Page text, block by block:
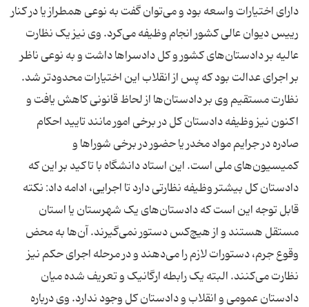
دارای اختیارات واسعه بود و می‌توان گفت به نوعی همطراز یا در کنار
رییس دیوان عالی کشور انجام وظیفه می‌کرد. وی نیز یک نظارت
عالیه بر دادستان‌های کشور و کل دادسراها داشت و به نوعی ناظر
بر اجرای عدالت بود که پس از انقلاب این اختیارات محدودتر شد.
نظارت مستقیم وی بر دادستان‌ها از لحاظ قانونی کاهش یافت و
اکنون نیز وظیفه دادستان کل در برخی امور مانند تایید احکام
صادره در جرایم مواد مخدر یا حضور در برخی شوراها و
کمیسیون‌های ملی است. این استاد دانشگاه با تاکید بر این که
دادستان کل بیشتر وظیفه‌ نظارتی دارد تا اجرایی، ادامه داد: نکته
قابل توجه این است که دادستان‌های یک شهرستان یا استان
مستقل هستند و از هیچ‌کس دستور نمی‌گیرند. آن‌ها به محض
وقوع جرم، دستورات لازم را می‌دهند و در مرحله‌ اجرای حکم نیز
نظارت می‌کنند. البته یک رابطه‌ ارگانیک و تعریف شده میان
دادستان عمومی و انقلاب و دادستان کل وجود ندارد. وی درباره